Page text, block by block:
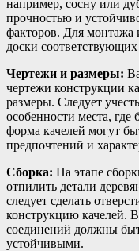
например, сосну или
прочностью и
факторов. Для монтажа
доски соответствующих
Чертежи и размеры:
чертежи конструкции
размеры. Следует
особенности места, где
форма качелей могут
предпочтений и
Сборка: На этапе
отпилить детали
следует сделать
конструкцию качелей.
соединений должны
устойчивыми.